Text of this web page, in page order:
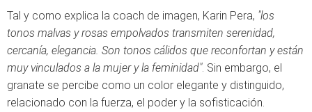
Tal y como explica la coach de imagen, Karin Pera, "los
tonos malvas y rosas empolvados transmiten serenidad,
cercanía, elegancia. Son tonos cálidos que reconfortan y están
muy vinculados a la mujer y la feminidad". Sin embargo, el
granate se percibe como un color elegante y distinguido,
relacionado con la fuerza, el poder y la sofisticación.